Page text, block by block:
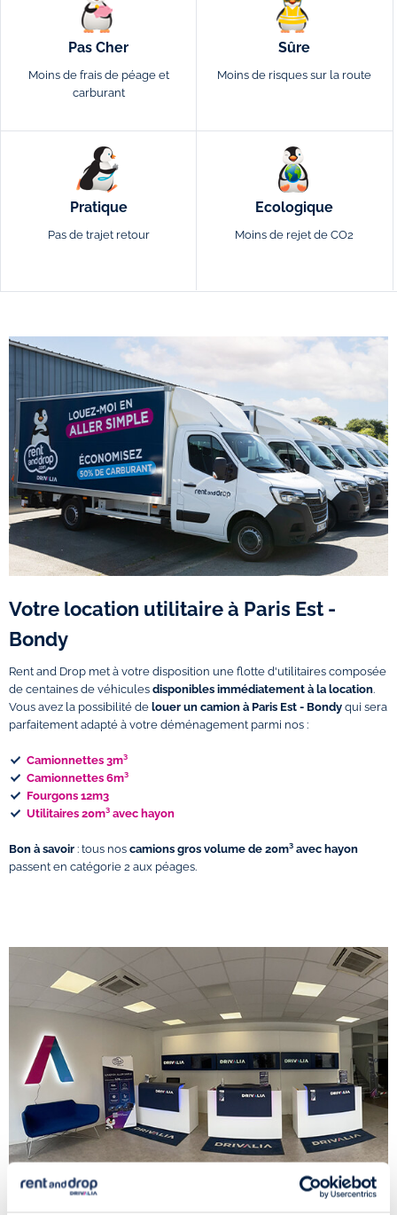
Pas Cher
Moins de frais de péage et
carburant
Sûre
Moins de risques sur la route
Pratique
Pas de trajet retour
Ecologique
Moins de rejet de CO2
Votre location utilitaire à Paris Est -
Bondy
Rent and Drop met à votre disposition une flotte d'utilitaires composée
de centaines de véhicules disponibles immédiatement à la location.
Vous avez la possibilité de louer un camion à Paris Est - Bondy qui sera
parfaitement adapté à votre déménagement parmi nos :
Camionnettes 3m³
Camionnettes 6m³
Fourgons 12m3
Utilitaires 20m³ avec hayon
Bon à savoir : tous nos camions gros volume de 20m³ avec hayon
passent en catégorie 2 aux péages.